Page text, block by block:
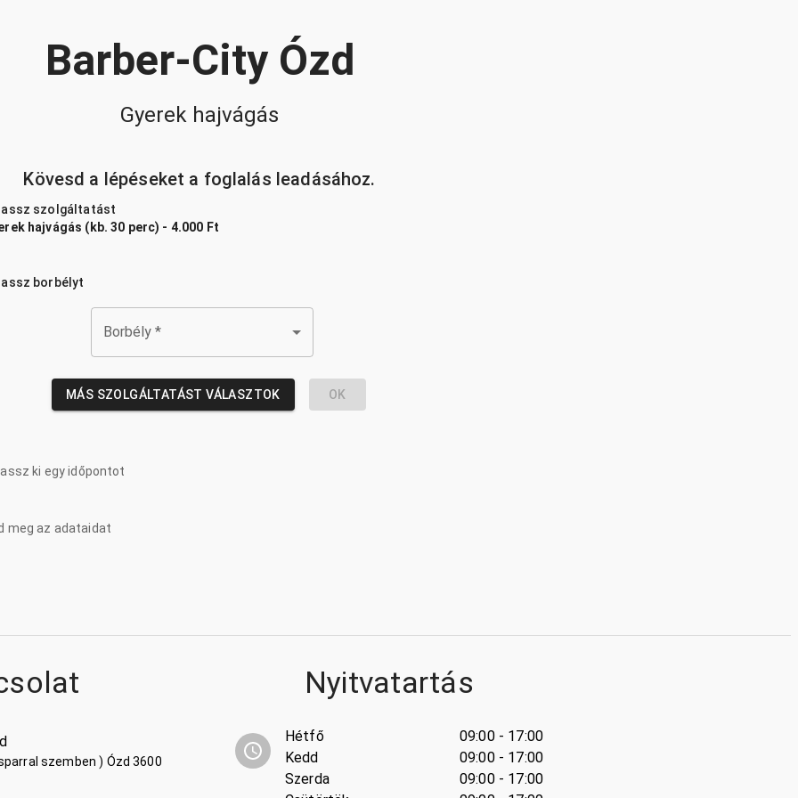
Barber-City Ózd
Gyerek hajvágás
Kövesd a lépéseket a foglalás leadásához.
szolgáltatást
hajvágás (kb. 30 perc) - 4.000 Ft
borbélyt
Borbély *
MÁS SZOLGÁLTATÁST VÁLASZTOK OK
ki egy időpontot
meg az adataidat
szemben ) Ózd 3600
Nyitvatartás
Hétfő
Kedd
Szerda
09:00 - 17:00
09:00 - 17:00
09:00 - 17:00